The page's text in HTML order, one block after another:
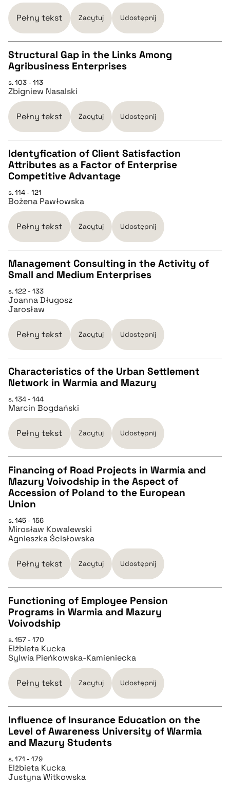
pobierz cytat
BIBTEX
pobierz cytat
Pełny tekst Zacytuj Udostępnij
CZYSTY TEKST
pobierz cytat
BIBTEX
pobierz cytat
Structural Gap in the Links Among
Agribusiness Enterprises
s. 103 - 113
Zbigniew Nasalski
Pełny tekst Zacytuj Udostępnij
CZYSTY TEKST
pobierz cytat
BIBTEX
pobierz cytat
Identyfication of Client Satisfaction
Attributes as a Factor of Enterprise
Competitive Advantage
s. 114 - 121
Bożena Pawłowska
Pełny tekst Zacytuj Udostępnij
pobierz cytat
pobierz cytat
Management Consulting in the Activity of
Small and Medium Enterprises
s. 122 - 133
Joanna Długosz
Jarosław
Pełny tekst Zacytuj Udostępnij
pobierz cytat
BIBTEX
pobierz cytat
Characteristics of the Urban Settlement
Network in Warmia and Mazury
s. 134 - 144
Marcin Bogdański
Pełny tekst Zacytuj Udostępnij
CZYSTY TEKST
pobierz cytat
BIBTEX
pobierz cytat
Financing of Road Projects in Warmia and
Mazury Voivodship in the Aspect of
Accession of Poland to the European
Union
s. 145 - 156
Mirosław Kowalewski
Agnieszka Ścisłowska
Pełny tekst Zacytuj Udostępnij
CZYSTY TEKST
pobierz cytat
BIBTEX
Functioning of Employee Pension
Programs in Warmia and Mazury
Voivodship
s. 157 - 170
Elżbieta Kucka
Sylwia Pieńkowska-Kamieniecka
Pełny tekst Zacytuj Udostępnij
CZYSTY TEKST
pobierz cytat
Influence of Insurance Education on the
Level of Awareness University of Warmia
and Mazury Students
s. 171 - 179
Elżbieta Kucka
Justyna Witkowska